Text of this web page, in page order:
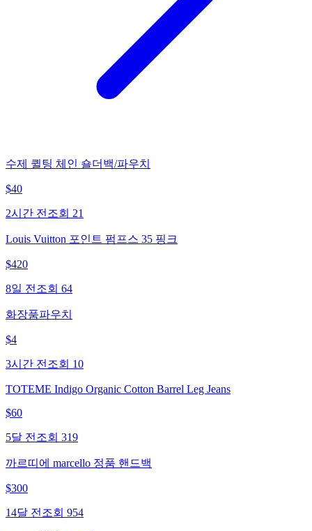
수제 퀼팅 체인 숄더백/파우치
$40
2시간 전 조회 21
Louis Vuitton 포인트 펌프스 35 핑크
$420
8일 전 조회 64
화장품파우치
$4
3시간 전 조회 10
TOTEME Indigo Organic Cotton Barrel Leg Jeans
$60
5달 전 조회 319
까르띠에 marcello 정품 핸드백
$300
14달 전 조회 954